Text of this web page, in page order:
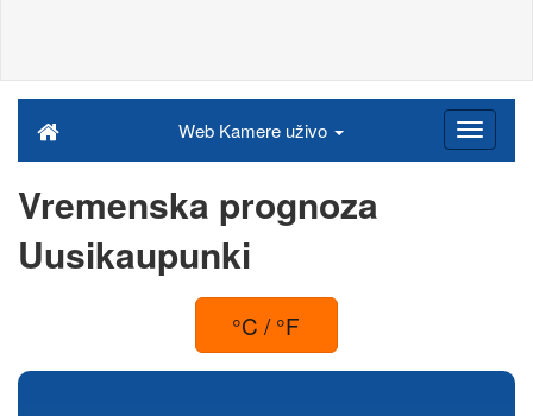
Web Kamere uživo
Vremenska prognoza
Uusikaupunki
°C / °F